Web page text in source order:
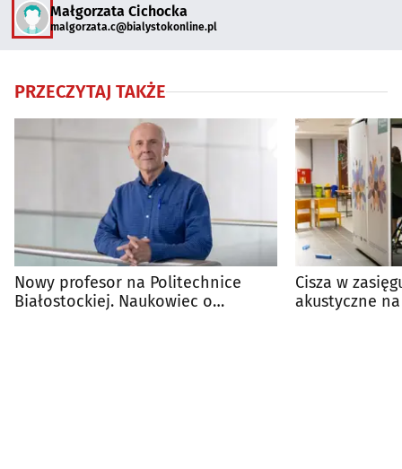
Małgorzata Cichocka
malgorzata.c@bialystokonline.pl
PRZECZYTAJ TAKŻE
Nowy profesor na Politechnice
Białostockiej. Naukowiec o
Cisza w
akustyczne